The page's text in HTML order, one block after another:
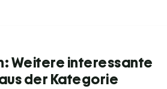
Weitere interessante
der Kategorie